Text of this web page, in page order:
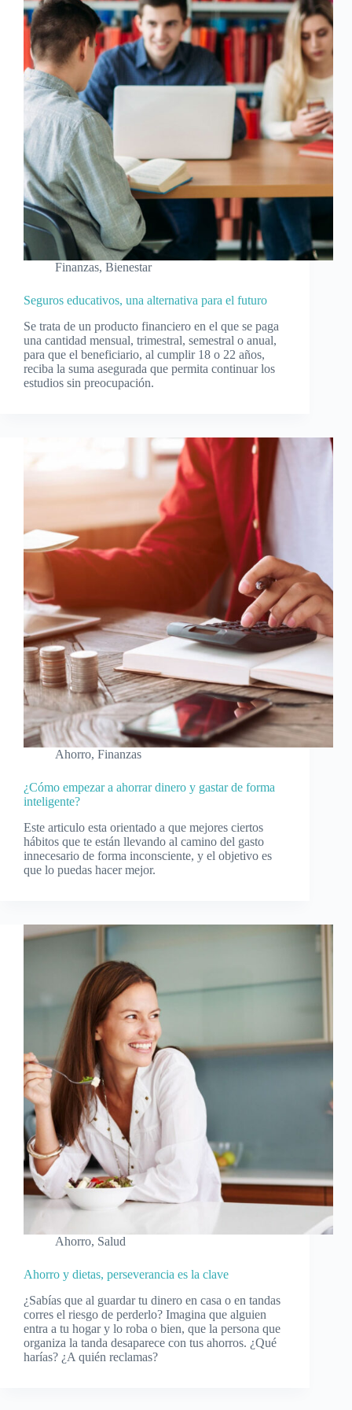
Finanzas, Bienestar
Seguros educativos, una alternativa para el futuro
Se trata de un producto financiero en el que se paga
una cantidad mensual, trimestral, semestral o anual,
para que el beneficiario, al cumplir 18 o 22 años,
reciba la suma asegurada que permita continuar los
estudios sin preocupación.
Ahorro, Finanzas
¿Cómo empezar a ahorrar dinero y gastar de forma
inteligente?
Este articulo esta orientado a que mejores ciertos
hábitos que te están llevando al camino del gasto
innecesario de forma inconsciente, y el objetivo es
que lo puedas hacer mejor.
Ahorro, Salud
Ahorro y dietas, perseverancia es la clave
¿Sabías que al guardar tu dinero en casa o en tandas
corres el riesgo de perderlo? Imagina que alguien
entra a tu hogar y lo roba o bien, que la persona que
organiza la tanda desaparece con tus ahorros. ¿Qué
harías? ¿A quién reclamas?